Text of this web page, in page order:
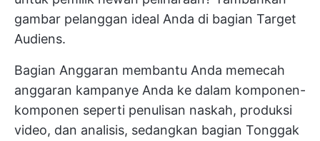
gambar pelanggan ideal Anda di bagian Target
Audiens.
Bagian Anggaran membantu Anda memecah
anggaran kampanye Anda ke dalam komponen-
komponen seperti penulisan naskah, produksi
video, dan analisis, sedangkan bagian Tonggak